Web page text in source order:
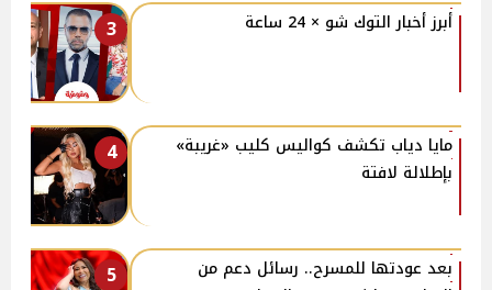
3 أبرز أخبار التوك شو × 24 ساعة
4
مايا دياب تكشف كواليس كليب «غريبة»
بإطلالة لافتة
5
بعد عودتها للمسرح.. رسائل دعم من